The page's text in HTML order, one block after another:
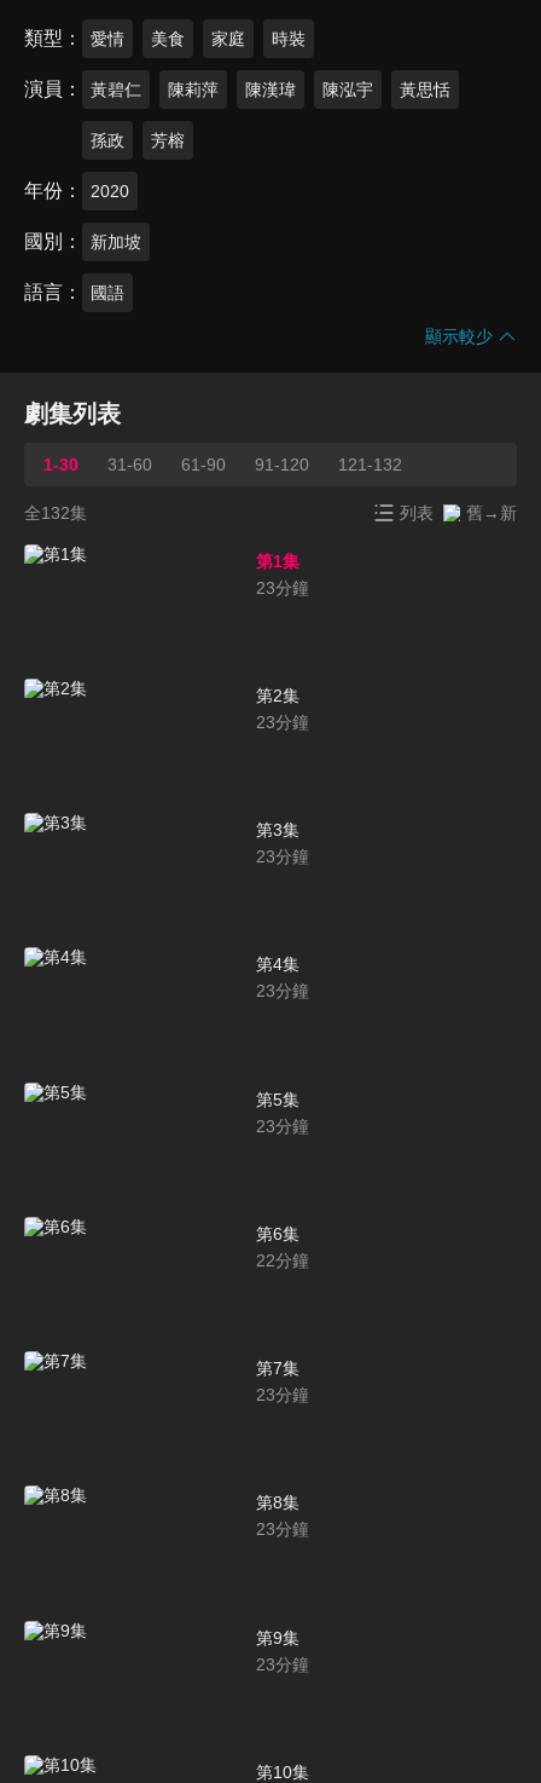
類型 愛情 美食 家庭 時裝
演員 黃碧仁 陳莉萍 陳漢瑋 陳泓宇 黃思恬
孫政 芳榕
年份 2020
國別 新加坡
語言 國語
顯示較少
劇集列表
1-30 31-60 61-90 91-120 121-132
全132集 列表 舊→新
第1集
23分鐘
第2集
23分鐘
第3集
23分鐘
第4集
23分鐘
第5集
23分鐘
第6集
22分鐘
第7集
23分鐘
第8集
23分鐘
第9集
23分鐘
第10集